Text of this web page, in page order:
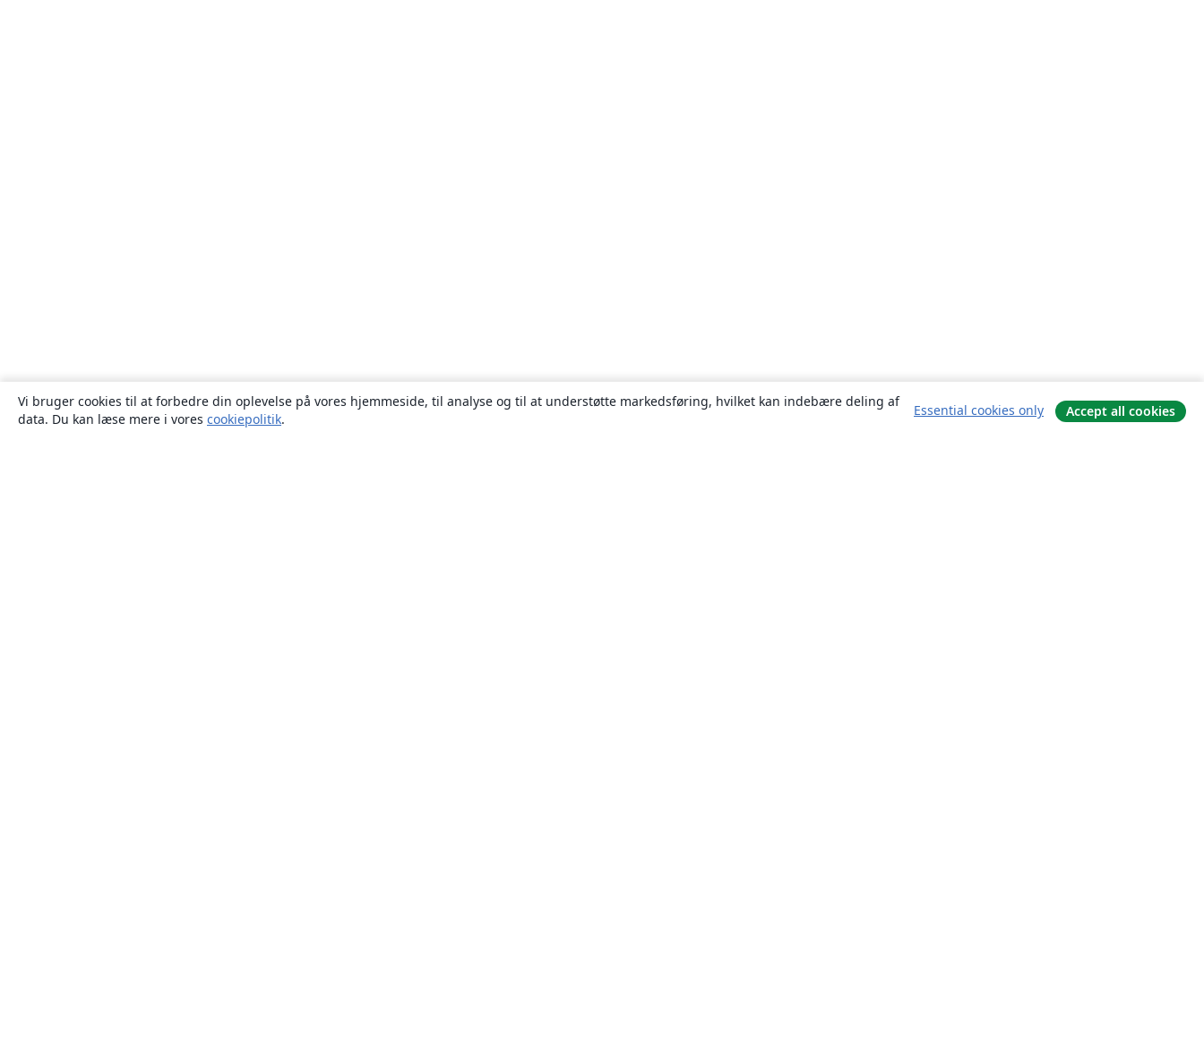
Vi bruger cookies til at forbedre din oplevelse på vores hjemmeside, til analyse og til at understøtte markedsføring, hvilket kan indebære deling af
data. Du kan læse mere i vores cookiepolitik.
Essential cookies only Accept all cookies